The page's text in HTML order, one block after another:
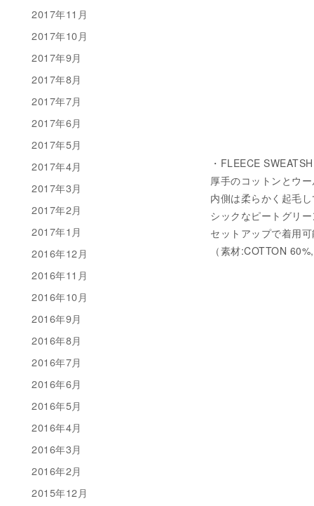
・FLEECE
厚手のコットンとウ
内側は柔らかく起毛
シックなピートグリ
セットアップで着用
（素材:COTTON
2017年11月
2017年10月
2017年9月
2017年8月
2017年7月
2017年6月
2017年5月
2017年4月
2017年3月
2017年2月
2017年1月
2016年12月
2016年11月
2016年10月
2016年9月
2016年8月
2016年7月
2016年6月
2016年5月
2016年4月
2016年3月
2016年2月
2015年12月